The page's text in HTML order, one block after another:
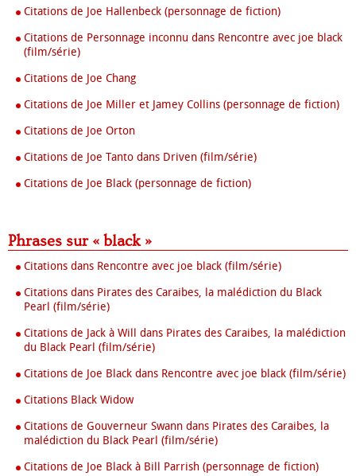
Citations de Joe Hallenbeck (personnage de fiction)
Citations de Personnage inconnu dans Rencontre avec joe black
(film/série)
Citations de Joe Chang
Citations de Joe Miller et Jamey Collins (personnage de fiction)
Citations de Joe Orton
Citations de Joe Tanto dans Driven (film/série)
Citations de Joe Black (personnage de fiction)
Phrases sur « black »
Citations dans Rencontre avec joe black (film/série)
Citations dans Pirates des Caraibes, la malédiction du Black
Pearl (film/série)
Citations de Jack à Will dans Pirates des Caraibes, la malédiction
du Black Pearl (film/série)
Citations de Joe Black dans Rencontre avec joe black (film/série)
Citations Black Widow
Citations de Gouverneur Swann dans Pirates des Caraibes, la
malédiction du Black Pearl (film/série)
Citations de Joe Black à Bill Parrish (personnage de fiction)